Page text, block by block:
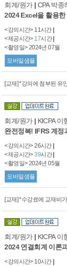
회계/원가 | CPA 박종
2024 Excel을 활용
<강의시간> 11시간
<제공시간> 17시간
<촬영일> 2024년 07월
모바일샘플
[교재] *강의에 첨부된 유
회계/원가 | KICPA 이
완전정복! IFRS 계정
<강의시간> 26시간
<제공시간>39시간
<촬영일> 2024년 05월
모바일샘플
[교재] *수강료에 교재비
회계/원가 | KICPA 이
2024 연결회계 이론
<강의시간> 10시간